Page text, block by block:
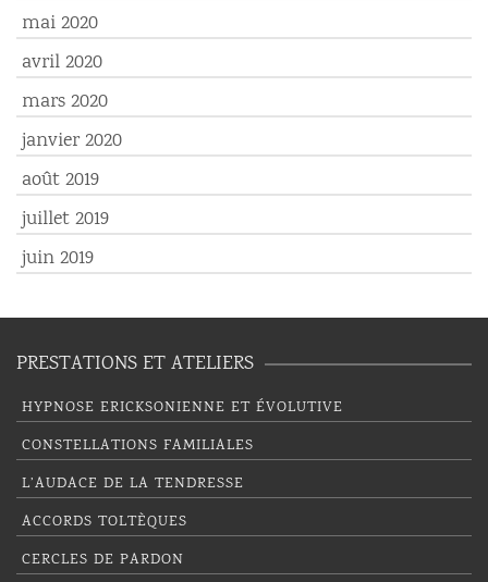
mai 2020
avril 2020
mars 2020
janvier 2020
août 2019
juillet 2019
juin 2019
PRESTATIONS ET ATELIERS
HYPNOSE ERICKSONIENNE ET ÉVOLUTIVE
CONSTELLATIONS FAMILIALES
L’AUDACE DE LA TENDRESSE
ACCORDS TOLTÈQUES
CERCLES DE PARDON